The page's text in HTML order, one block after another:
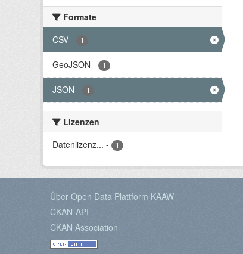
Formate
CSV - 1
GeoJSON - 1
JSON - 1
Lizenzen
Datenlizenz... - 1
Über Open Data Plattform KAAW
CKAN-API
CKAN Association